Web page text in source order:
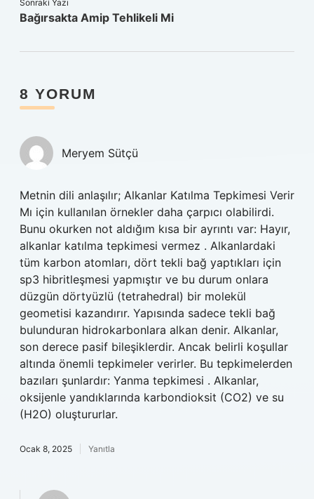
Sonraki Yazı
Bağırsakta Amip Tehlikeli Mi
8 YORUM
Meryem Sütçü
Metnin dili anlaşılır; Alkanlar Katılma Tepkimesi Verir
Mı için kullanılan örnekler daha çarpıcı olabilirdi.
Bunu okurken not aldığım kısa bir ayrıntı var: Hayır,
alkanlar katılma tepkimesi vermez . Alkanlardaki
tüm karbon atomları, dört tekli bağ yaptıkları için
sp3 hibritleşmesi yapmıştır ve bu durum onlara
düzgün dörtyüzlü (tetrahedral) bir molekül
geometisi kazandırır. Yapısında sadece tekli bağ
bulunduran hidrokarbonlara alkan denir. Alkanlar,
son derece pasif bileşiklerdir. Ancak belirli koşullar
altında önemli tepkimeler verirler. Bu tepkimelerden
bazıları şunlardır: Yanma tepkimesi . Alkanlar,
oksijenle yandıklarında karbondioksit (CO2) ve su
(H2O) oluştururlar.
Ocak 8, 2025 Yanıtla